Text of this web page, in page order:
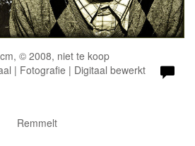
© 2008, niet te koop
| Fotografie | Digitaal bewerkt
Remmelt